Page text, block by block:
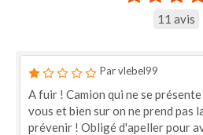
11 avis
Par vlebel99
A fuir ! Camion qui ne se
vous et bien sur on ne prend pas
prévenir ! Obligé d'apeller pour